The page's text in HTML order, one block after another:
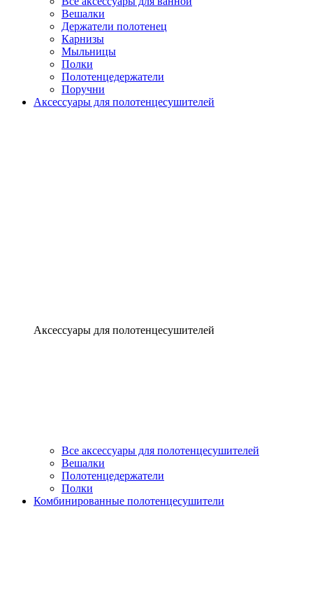
Вешалки
Держатели полотенец
Карнизы
Мыльницы
Полки
Полотенцедержатели
Поручни
Аксессуары для полотенцесушителей
Аксессуары для полотенцесушителей
Все аксессуары для полотенцесушителей
Вешалки
Полотенцедержатели
Полки
Комбинированные полотенцесушители